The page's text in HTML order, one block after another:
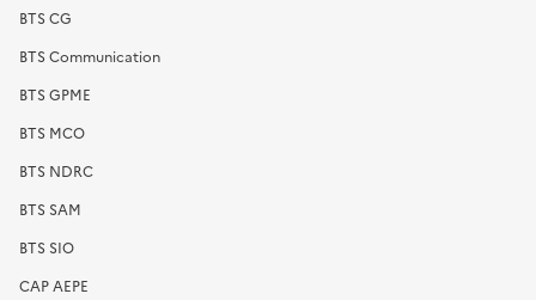
BTS CG
BTS Communication
BTS GPME
BTS MCO
BTS NDRC
BTS SAM
BTS SIO
CAP AEPE